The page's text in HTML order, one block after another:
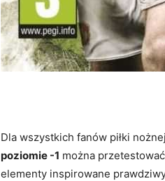
Dla wszystkich fanów piłki
poziomie -1 można
elementy inspirowane